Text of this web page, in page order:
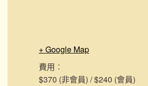
+ Google Map
費用︰
$370 (非會員) / $240 (會員)